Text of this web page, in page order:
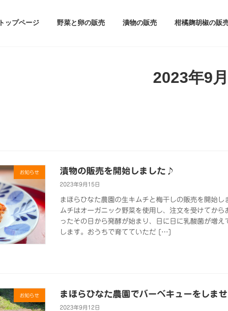
トップページ 野菜と卵の販売 漬物の販売 柑橘麹胡椒の販
2023年9月
お知らせ 漬物の販売を開始しました♪
2023年9月15日
まほらひなた農園の生キムチと梅干しの販売を開始
ムチはオーガニック野菜を使用し、注文を受けてから
ったその日から発酵が始まり、日に日に乳酸菌が増え
します。おうちで育てていただ […]
お知らせ まほらひなた農園でバーベキューをしま
2023年9月12日